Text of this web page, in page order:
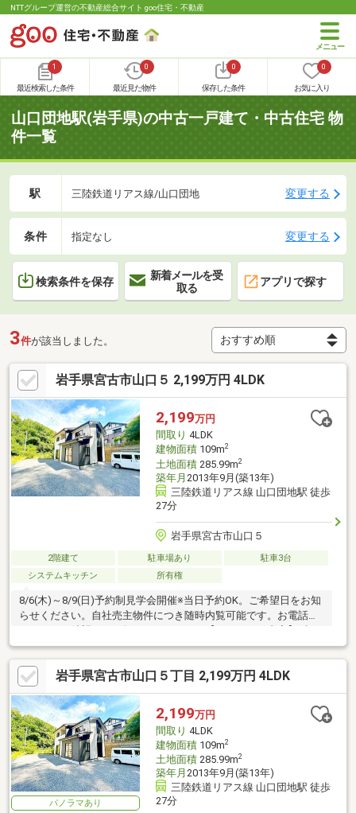
NTTグループ運営の不動産総合サイト goo住宅・不動産
1
最近検索した条件
0
最近見た物件
0
保存した条件
0
お気に入り
山口団地駅(岩手県)の中古一戸建て・中古住宅 物
件一覧
駅 三陸鉄道リアス線/山口団地 変更する
条件 指定なし 変更する
検索条件を保存
新着メールを受
取る
アプリで探す
3件が該当しました。
岩手県宮古市山口５ 2,199万円 4LDK
2,199万円
間取り 4LDK
建物面積109m2
土地面積285.99m2
築年月 2013年9月(築13年)
三陸鉄道リアス線 山口団地駅 徒歩
27分
岩手県宮古市山口５
2階建て 駐車場あり
駐車3台
システムキッチン
所有権
8/6(木)～8/9(日)予約制見学会開催※当日予約OK。ご希望日をお知
らせください。自社売主物件につき随時内覧可能です。お電話か
準シロアリ防除工事、クリーニング、鍵交換、雨漏り点検、設備
点検駐車場拡張、庭木伐採クロス張替え、照明器具交換【おすす
めポイント】・本物件は条件により住宅ローン減税が適用されま
す。・雨漏り、構造上主要な部分の欠陥や・腐食、給排水管の故
障や漏水についてお引渡しより２年間保証・お客様に合わせたロ
ーンの組み方や金融機関をご提案。住宅ローンが初めての方でも
お気軽にご相
岩手県宮古市山口５丁目 2,199万円 4LDK
パノラマあり
2,199万円
間取り 4LDK
建物面積109m2
土地面積285.99m2
築年月 2013年9月(築13年)
三陸鉄道リアス線 山口団地駅 徒歩
27分